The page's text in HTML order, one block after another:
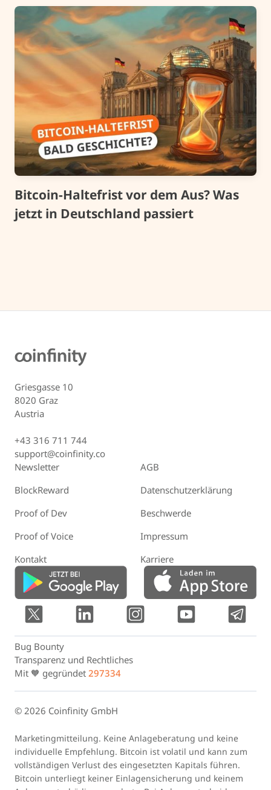
Bitcoin-Haltefrist vor dem Aus? Was
jetzt in Deutschland passiert
Griesgasse 10
8020 Graz
Austria
+43 316 711 744
support@coinfinity.co
Newsletter
AGB
BlockReward
Datenschutzerklärung
Proof of Dev
Beschwerde
Proof of Voice
Impressum
Kontakt
Karriere
Bug Bounty
Transparenz und Rechtliches
Mit 🧡 gegründet 297334
© 2026 Coinfinity GmbH
Marketingmitteilung. Keine Anlageberatung und keine
individuelle Empfehlung. Bitcoin ist volatil und kann zum
vollständigen Verlust des eingesetzten Kapitals führen.
Bitcoin unterliegt keiner Einlagensicherung und keinem